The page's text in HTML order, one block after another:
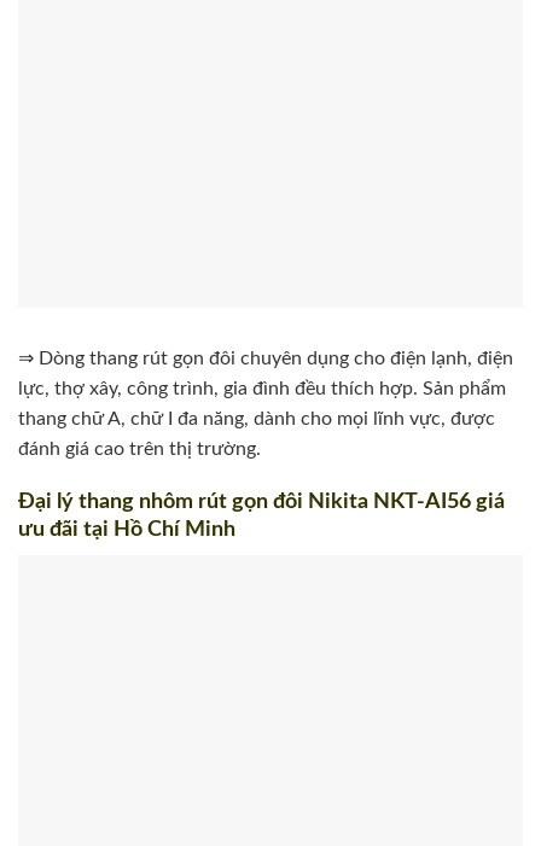
⇒ Dòng thang rút gọn đôi chuyên dụng cho điện lạnh, điện
lực, thợ xây, công trình, gia đình đều thích hợp. Sản phẩm
thang chữ A, chữ I đa năng, dành cho mọi lĩnh vực, được
đánh giá cao trên thị trường.
Đại lý thang nhôm rút gọn đôi Nikita NKT-AI56 giá
ưu đãi tại Hồ Chí Minh